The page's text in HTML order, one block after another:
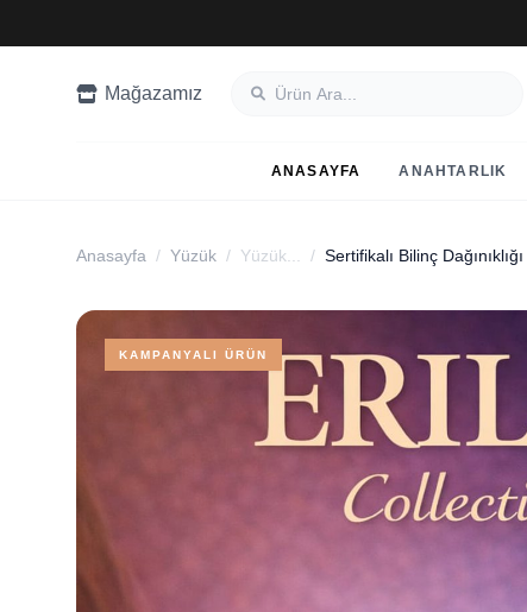
Mağazamız
ANASAYFA ANAHTARLIK
Anasayfa / Yüzük / Yüzük... /
KAMPANYALI ÜRÜN